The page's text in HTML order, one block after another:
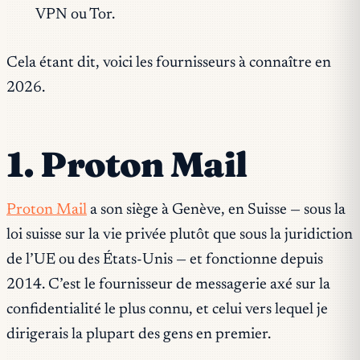
VPN ou Tor.
Cela étant dit, voici les fournisseurs à connaître en
2026.
1. Proton Mail
Proton Mail a son siège à Genève, en Suisse — sous la
loi suisse sur la vie privée plutôt que sous la juridiction
de l’UE ou des États-Unis — et fonctionne depuis
2014. C’est le fournisseur de messagerie axé sur la
confidentialité le plus connu, et celui vers lequel je
dirigerais la plupart des gens en premier.